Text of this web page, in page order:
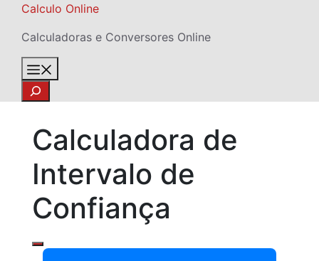
Skip
content
Calculo Online
Calculadoras e Conversores Online
Search
Calculadora de
Intervalo de
Confiança